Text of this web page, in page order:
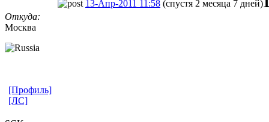
Откуда:
Москва
13-Апр-2011 11:58 (спустя 2 месяца 7 дней)
[Профиль]
[ЛС]